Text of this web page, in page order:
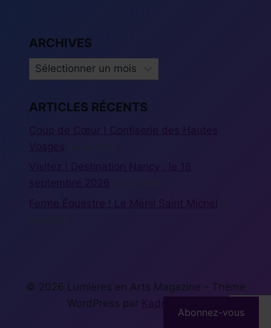
ARCHIVES
ARCHIVES
ARTICLES RÉCENTS
© 2026 Lumières en Arts Magazine - Thème
WordPress par
Abonnez-vous